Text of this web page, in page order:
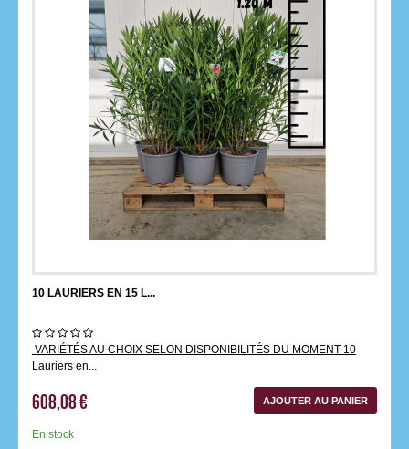
10 LAURIERS EN 15 L...
VARIÉTÉS AU CHOIX SELON DISPONIBILITÉS DU MOMENT 10
Lauriers en...
608,08 €
En stock
AJOUTER AU PANIER